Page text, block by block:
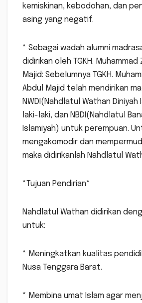
kemiskinan, kebodohan, dan
asing yang negatif.
* Sebagai wadah alumni
didirikan oleh TGKH. Muhammad
Majid: Sebelumnya TGKH.
Abdul Majid telah mendirikan
NWDI(Nahdlatul Wathan
laki-laki, dan NBDI(Nahdlatul
Islamiyah) untuk perempuan.
mengakomodir dan
maka didirikanlah Nahdlatul
*Tujuan Pendirian*
Nahdlatul Wathan didirikan
untuk:
* Meningkatkan kualitas
Nusa Tenggara Barat.
* Membina umat Islam agar